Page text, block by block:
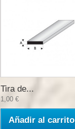
Tira de...
1,00 €
Añadir al carrito